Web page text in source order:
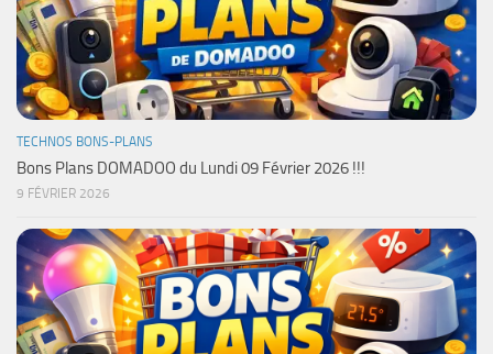
TECHNOS BONS-PLANS
Bons Plans DOMADOO du Lundi 09 Février 2026 !!!
9 FÉVRIER 2026